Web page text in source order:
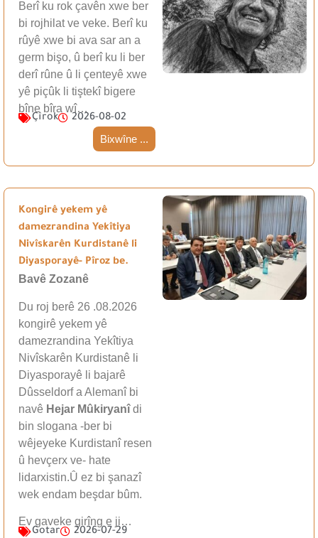
Berî ku rok çavên xwe ber
bi rojhilat ve veke. Berî ku
rûyê xwe bi ava sar an a
germ bişo, û berî ku li ber
derî rûne û li çenteyê xwe
yê piçûk li tiştekî bigere
bîne bîra wî…
Çîrok 2026-08-02
Bixwîne ...
Kongirê yekem yê
damezrandina Yekîtiya
Nivîskarên Kurdistanê li
Diyasporayê- Pîroz be.
Bavê Zozanê
Du roj berê 26 .08.2026
kongirê yekem yê
damezrandina Yekîtiya
Nivîskarên Kurdistanê li
Diyasporayê li bajarê
Dûsseldorf a Alemanî bi
navê Hejar Mûkiryanîdi
bin slogana -ber bi
wêjeyeke Kurdistanî resen
û hevçerx ve- hate
lidarxistin.Û ez bi şanazî
wek endam beşdar bûm.
Ev gaveke girîng e ji…
Gotar 2026-07-29